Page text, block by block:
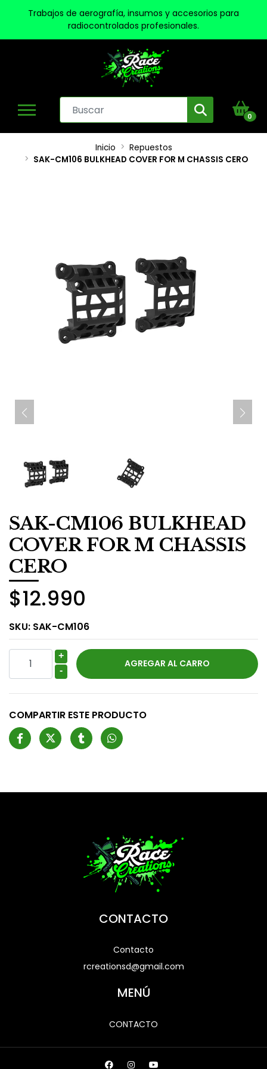
Trabajos de aerografía, insumos y accesorios para
radiocontrolados profesionales.
0
Inicio
Repuestos
SAK-CM106 BULKHEAD COVER FOR M CHASSIS CERO
SAK-CM106 BULKHEAD
COVER FOR M CHASSIS
CERO
$12.990
SKU: SAK-CM106
+
-
COMPARTIR ESTE PRODUCTO
CONTACTO
Contacto
rcreationsd@gmail.com
MENÚ
CONTACTO